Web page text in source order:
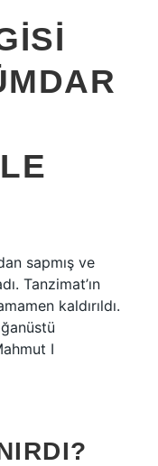
sapmış ve
Tanzimat’ın
kaldırıldı.
I